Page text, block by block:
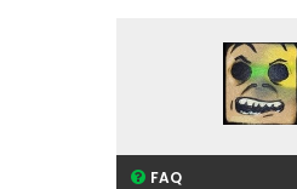
FAQ